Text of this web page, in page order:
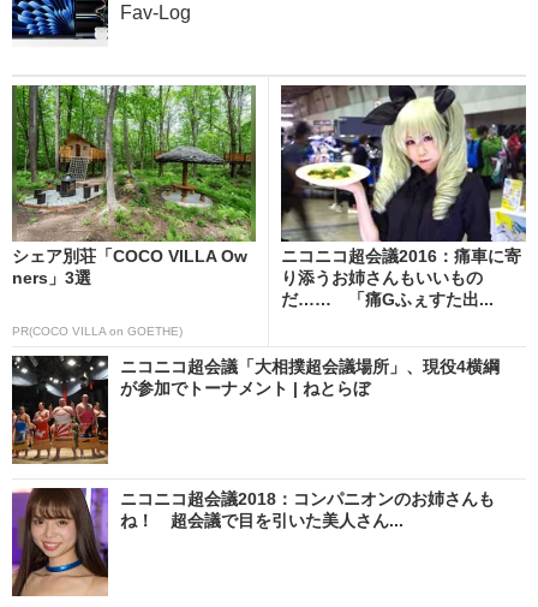
Fav-Log
シェア別荘「COCO VILLA Ow
ners」3選
PR(COCO VILLA on GOETHE)
ニコニコ超会議2016：痛車に寄
り添うお姉さんもいいもの
だ…… 「痛Gふぇすた出...
ニコニコ超会議「大相撲超会議場所」、現役4横綱
が参加でトーナメント | ねとらぼ
ニコニコ超会議2018：コンパニオンのお姉さんも
ね！ 超会議で目を引いた美人さん...